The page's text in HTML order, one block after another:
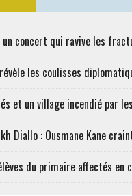
un concert qui ravive les
les coulisses
et un village incendié par
Diallo : Ousmane Kane
du primaire affectés en